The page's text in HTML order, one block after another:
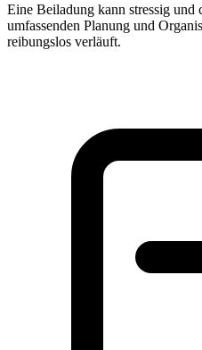
Eine Beiladung kann stressig und
umfassenden Planung und
reibungslos verläuft.